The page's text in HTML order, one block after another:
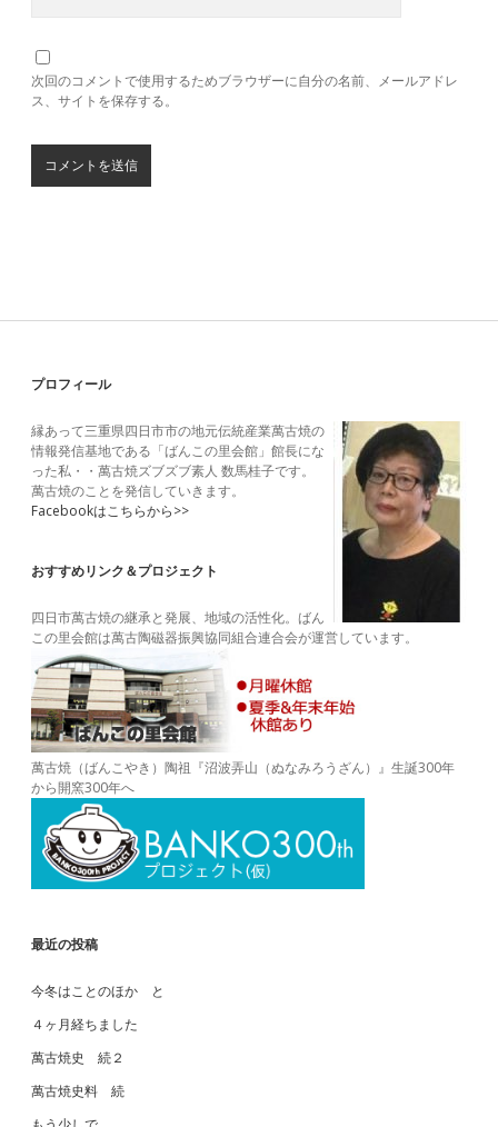
次回のコメントで使用するためブラウザーに自分の名前、メールアドレ
ス、サイトを保存する。
Sidebar
プロフィール
縁あって三重県四日市市の地元伝統産業萬古焼の
情報発信基地である「ばんこの里会館」館長にな
った私・・萬古焼ズブズブ素人 数馬桂子です。
萬古焼のことを発信していきます。
Facebookはこちらから>>
おすすめリンク＆プロジェクト
四日市萬古焼の継承と発展、地域の活性化。ばん
この里会館は萬古陶磁器振興協同組合連合会が運営しています。
萬古焼（ばんこやき）陶祖『沼波弄山（ぬなみろうざん）』生誕300年
から開窯300年へ
最近の投稿
今冬はことのほか と
４ヶ月経ちました
萬古焼史 続２
萬古焼史料 続